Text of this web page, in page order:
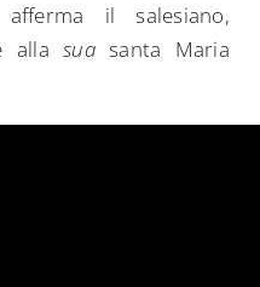
il salesiano,
allasuasanta Maria